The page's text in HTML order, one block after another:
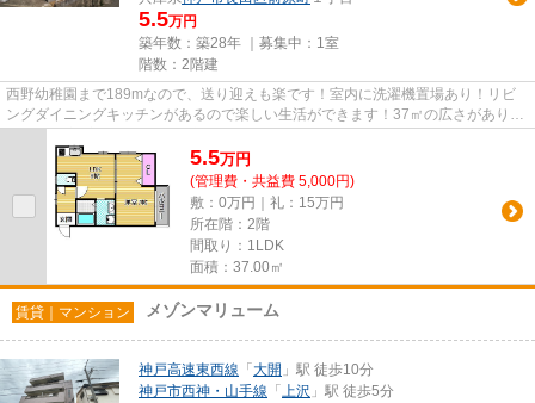
5.5万円
築年数：築28年 ｜募集中： 1室
階数：2階建
西野幼稚園まで189mなので、送り迎えも楽です！室内に洗濯機置場あり！リビ
ングダイニングキッチンがあるので楽しい生活ができます！37㎡の広さがあり、
5.5万円
(管理費・共益費 5,000円)
敷：0万円｜礼：15万円
所在階：2階
間取り：1LDK
面積：37.00㎡
賃貸｜マンション メゾンマリューム
神戸高速東西線 「 大開 」駅 徒歩10分
神戸市西神・山手線 「 上沢 」駅 徒歩5分